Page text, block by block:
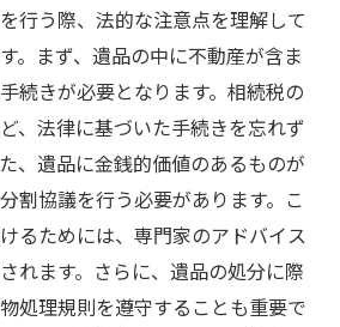
行う際、法的な注意点を理解して
。まず、遺品の中に不動産が含ま
続きが必要となります。相続税の
、法律に基づいた手続きを忘れず
、遺品に金銭的価値のあるものが
割協議を行う必要があります。こ
るためには、専門家のアドバイス
れます。さらに、遺品の処分に際
処理規則を遵守することも重要で